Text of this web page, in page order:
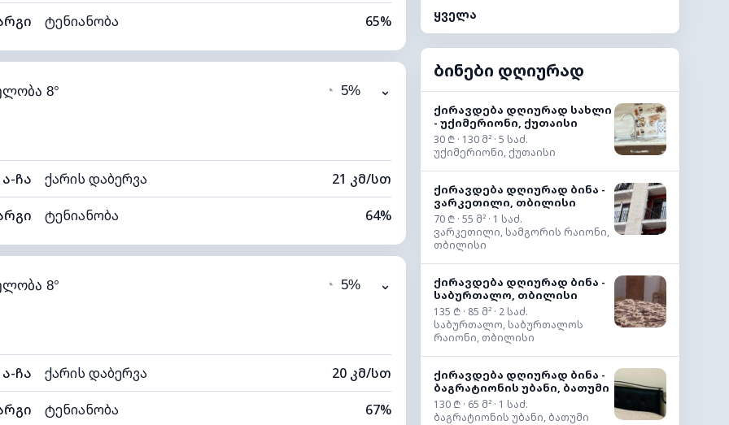
ტენიანობა 65%
65% (კომფორტული) ღრუბლიანობა 10%
3°C ხილვადობა 10 კმ
8° ◔ 5% ⌄
ა-ჩა ქარის დაბერვა 21 კმ/სთ
ტენიანობა 64%
64% (კომფორტული) ღრუბლიანობა 8%
3°C ხილვადობა 10 კმ
8° ◔ 5% ⌄
ა-ჩა ქარის დაბერვა 20 კმ/სთ
ტენიანობა 67%
ყველა
ბინები დღიურად
ქირავდება დღიურად სახლი
- უქიმერიონი, ქუთაისი
30 ₾ · 130 მ² · 5 საძ.
უქიმერიონი, ქუთაისი
ქირავდება დღიურად ბინა -
ვარკეთილი, თბილისი
70 ₾ · 55 მ² · 1 საძ.
ვარკეთილი, სამგორის რაიონი,
თბილისი
ქირავდება დღიურად ბინა -
საბურთალო, თბილისი
135 ₾ · 85 მ² · 2 საძ.
საბურთალო, საბურთალოს
რაიონი, თბილისი
ქირავდება დღიურად ბინა -
ბაგრატიონის უბანი, ბათუმი
130 ₾ · 65 მ² · 1 საძ.
ბაგრატიონის უბანი, ბათუმი